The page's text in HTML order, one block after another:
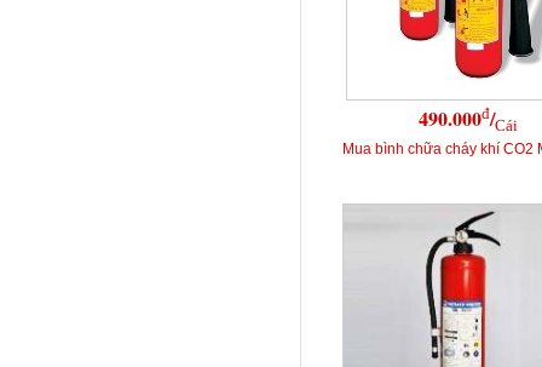
490.000đ/Cái
Mua bình chữa cháy khí CO2